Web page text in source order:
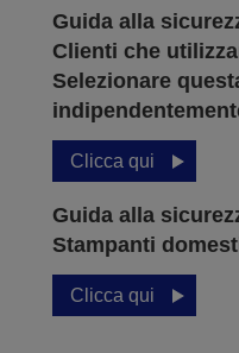
Guida alla
Clienti che
Selezionare
Clicca qui
Guida alla
Stampanti
Clicca qui